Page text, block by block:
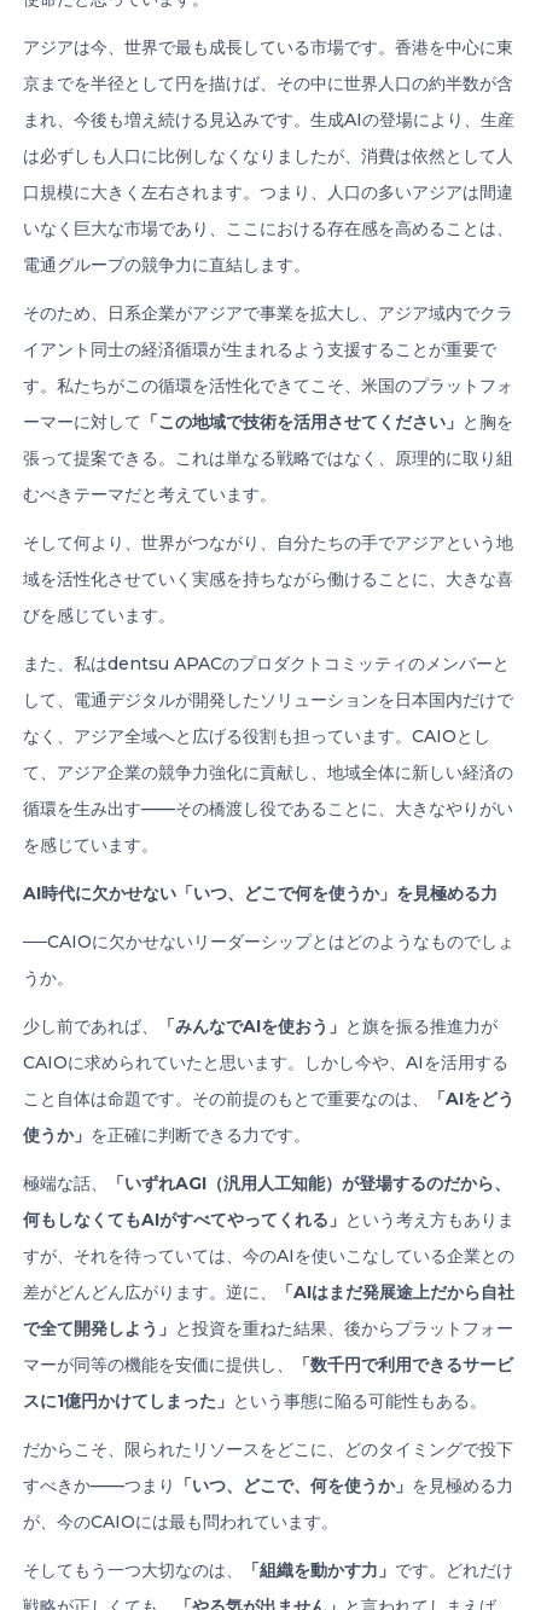
アジアは今、世界で最も成長している市場です。香港を中心に東
京までを半径として円を描けば、その中に世界人口の約半数が含
まれ、今後も増え続ける見込みです。生成AIの登場により、生産
は必ずしも人口に比例しなくなりましたが、消費は依然として人
口規模に大きく左右されます。つまり、人口の多いアジアは間違
いなく巨大な市場であり、ここにおける存在感を高めることは、
電通グループの競争力に直結します。
そのため、日系企業がアジアで事業を拡大し、アジア域内でクラ
イアント同士の経済循環が生まれるよう支援することが重要で
す。私たちがこの循環を活性化できてこそ、米国のプラットフォ
ーマーに対して 「この地域で技術を活用させてください」 と胸を
張って提案できる。これは単なる戦略ではなく、原理的に取り組
むべきテーマだと考えています。
そして何より、世界がつながり、自分たちの手でアジアという地
域を活性化させていく実感を持ちながら働けることに、大きな喜
びを感じています。
また、私はdentsu APACのプロダクトコミッティのメンバーと
して、電通デジタルが開発したソリューションを日本国内だけで
なく、アジア全域へと広げる役割も担っています。CAIOとし
て、アジア企業の競争力強化に貢献し、地域全体に新しい経済の
循環を生み出す——その橋渡し役であることに、大きなやりがい
を感じています。
AI時代に欠かせない「いつ、どこで何を使うか」を見極める力
──CAIOに欠かせないリーダーシップとはどのようなものでしょ
うか。
少し前であれば、 「みんなでAIを使おう」 と旗を振る推進力が
CAIOに求められていたと思います。しかし今や、AIを活用する
こと自体は命題です。その前提のもとで重要なのは、
「AIをどう
使うか」 を正確に判断できる力です。
極端な話、 「いずれAGI （汎用人工知能）が登場するのだから、
何もしなくてもAIがすべてやってくれる」 という考え方もありま
すが、それを待っていては、今のAIを使いこなしている企業との
差がどんどん広がります。逆に、
「AIはまだ発展途上だから自社
で全て開発しよう」 と投資を重ねた結果、後からプラットフォー
マーが同等の機能を安価に提供し、
「数千円で利用できるサービ
スに1億円かけてしまった」 という事態に陥る可能性もある。
だからこそ、限られたリソースをどこに、どのタイミングで投下
すべきか——つまり
「いつ、どこで、何を使うか」 を見極める力
が、今のCAIOには最も問われています。
そしてもう一つ大切なのは、 「組織を動かす力」 です。どれだけ